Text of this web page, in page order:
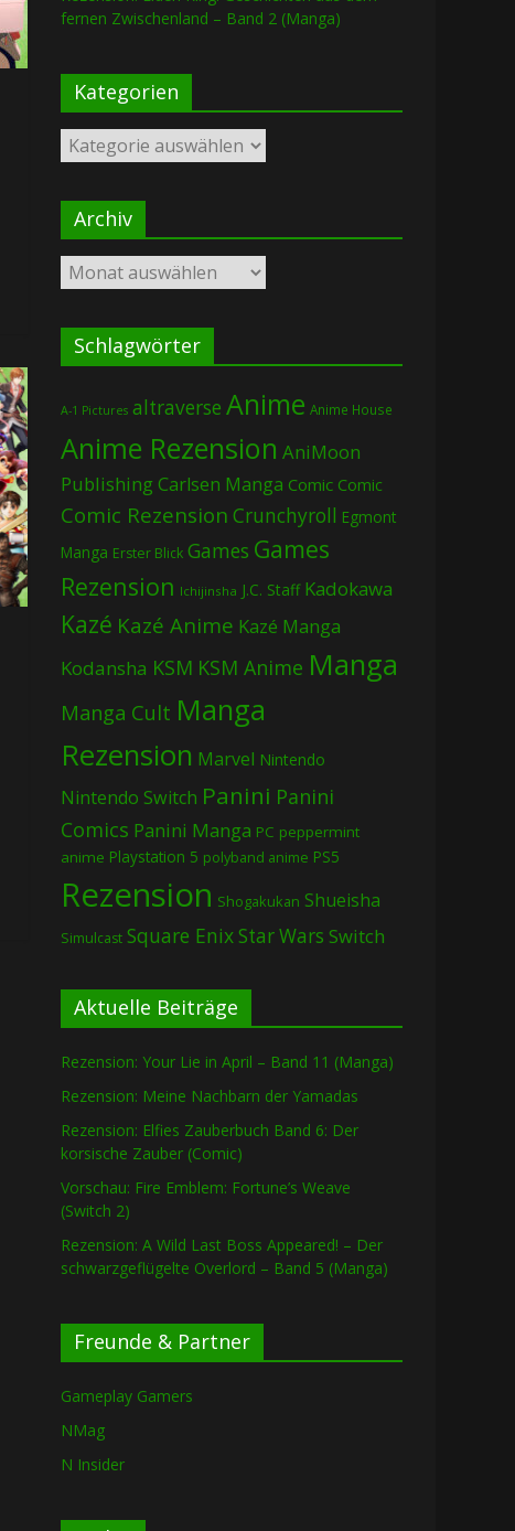
fernen Zwischenland – Band 2 (Manga)
Kategorien
Kategorien
Archiv
Archiv
Schlagwörter
A-1 Pictures altraverse Anime Anime House
Anime Rezension AniMoon
PublishingCarlsen Manga Comic Comic
Comic Rezension Crunchyroll Egmont
Manga Erster Blick Games Games
Rezension Ichijinsha J.C. Staff Kadokawa
Kazé Kazé Anime Kazé Manga
Kodansha KSM KSM Anime Manga
Manga Cult Manga
Rezension Marvel Nintendo
Nintendo Switch Panini Panini
Comics Panini Manga PC peppermint
anime Playstation 5 polyband anime PS5
Rezension Shogakukan Shueisha
Simulcast Square EnixStar Wars Switch
Aktuelle Beiträge
Rezension: Your Lie in April – Band 11 (Manga)
Rezension: Meine Nachbarn der Yamadas
Rezension: Elfies Zauberbuch Band 6: Der
korsische Zauber (Comic)
Vorschau: Fire Emblem: Fortune’s Weave
(Switch 2)
Rezension: A Wild Last Boss Appeared! – Der
schwarzgeflügelte Overlord – Band 5 (Manga)
Freunde & Partner
Gameplay Gamers
NMag
N Insider